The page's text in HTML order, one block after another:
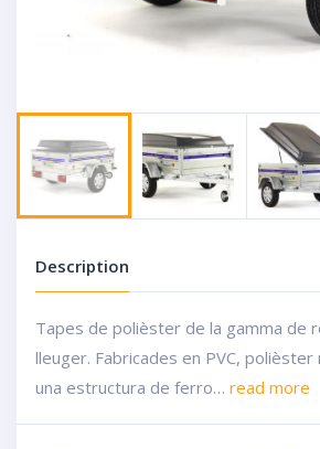
Description
Tapes de polièster de la gamma de
lleuger. Fabricades en PVC,
una estructura de ferro… read more